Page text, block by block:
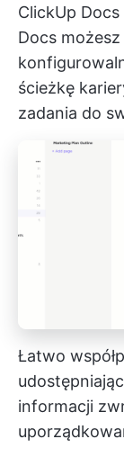
ClickUp
Docs
ścieżkę
zadania do
Łatwo
informacji